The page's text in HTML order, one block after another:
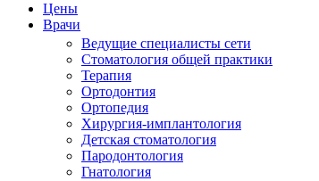
Цены
Врачи
Ведущие специалисты сети
Стоматология общей практики
Терапия
Ортодонтия
Ортопедия
Хирургия-имплантология
Детская стоматология
Пародонтология
Гнатология